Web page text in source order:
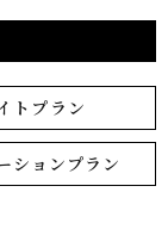
トプラン
ションプラン